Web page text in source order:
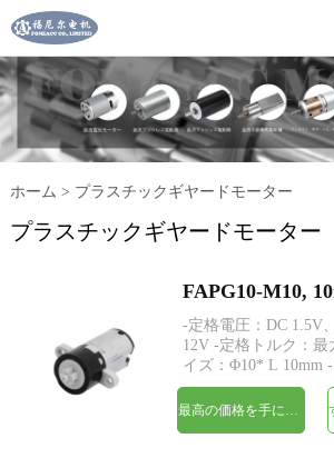
ホーム > プラスチックギヤードモーター
プラスチックギヤードモーター
-定格電圧：DC 1.5V
12V -定格トルク：最
イズ：Φ10* L 10mm -
カット; ピニオン -エ
気エンコーダー -